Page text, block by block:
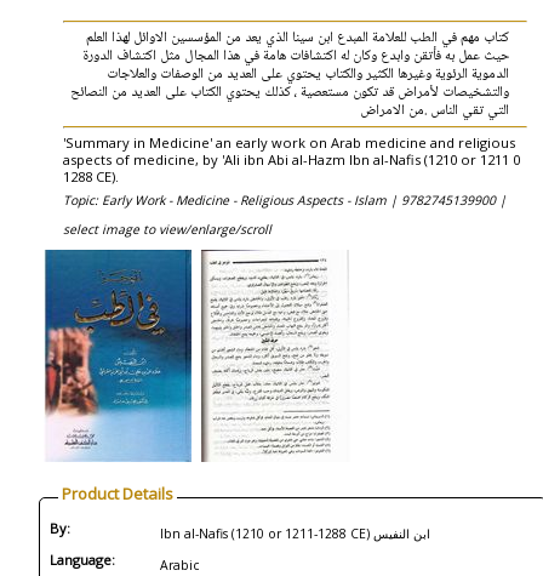
كتاب مهم في الطب للعلامة المبدع ابن سينا الذي يعد من المؤسسين الاوائل لهذا العلم
حيث عمل به فأتقن وابدع وكان له اكتشافات هامة في هذا المجال مثل اكتشاف الدورة
الدموية الرئوية وغيرها الكثير والكتاب يحتوي على العديد من الوصفات والعلاجات
والتشخيصات لأمراض قد تكون مستعصية ، كذلك يحتوي الكتاب على العديد من النصائح
التي تقي الناس .من الامراض
'Summary in Medicine' an early work on Arab medicine and religious
aspects of medicine, by 'Ali ibn Abi al-Hazm Ibn al-Nafis (1210 or 1211 0
1288 CE).
Topic: Early Work - Medicine - Religious Aspects - Islam | 9782745139900 |
select image to view/enlarge/scroll
Product Details
By: Ibn al-Nafis (1210 or 1211-1288 CE) ابن النفيس
Language: Arabic